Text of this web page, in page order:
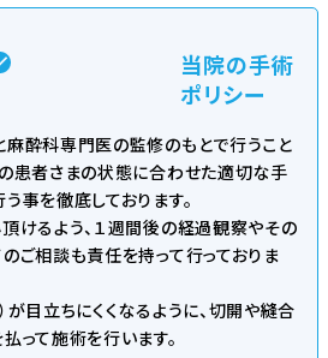
当院の手術
ポリシー
酔科専門医の監修のもとで行うこと
患者さまの状態に合わせた適切な手
事を徹底しております。
けるよう、１週間後の経過観察やその
ご相談も責任を持って行っておりま
が目立ちにくくなるように、切開や縫合
って施術を行います。